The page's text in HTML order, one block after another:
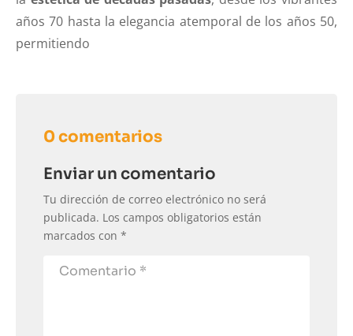
años 70 hasta la elegancia atemporal de los años 50,
permitiendo
0 comentarios
Enviar un comentario
Tu dirección de correo electrónico no será
publicada. Los campos obligatorios están
marcados con *